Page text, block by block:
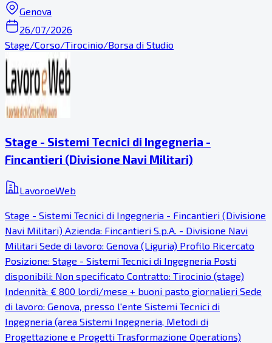
Genova
26/07/2026
Stage/Corso/Tirocinio/Borsa di Studio
Stage - Sistemi Tecnici di Ingegneria -
Fincantieri (Divisione Navi Militari)
LavoroeWeb
Stage - Sistemi Tecnici di Ingegneria - Fincantieri (Divisione
Navi Militari) Azienda: Fincantieri S.p.A. - Divisione Navi
Militari Sede di lavoro: Genova (Liguria) Profilo Ricercato
Posizione: Stage - Sistemi Tecnici di Ingegneria Posti
disponibili: Non specificato Contratto: Tirocinio (stage)
Indennità: € 800 lordi/mese + buoni pasto giornalieri Sede
di lavoro: Genova, presso l'ente Sistemi Tecnici di
Ingegneria (area Sistemi Ingegneria, Metodi di
Progettazione e Progetti Trasformazione Operations)